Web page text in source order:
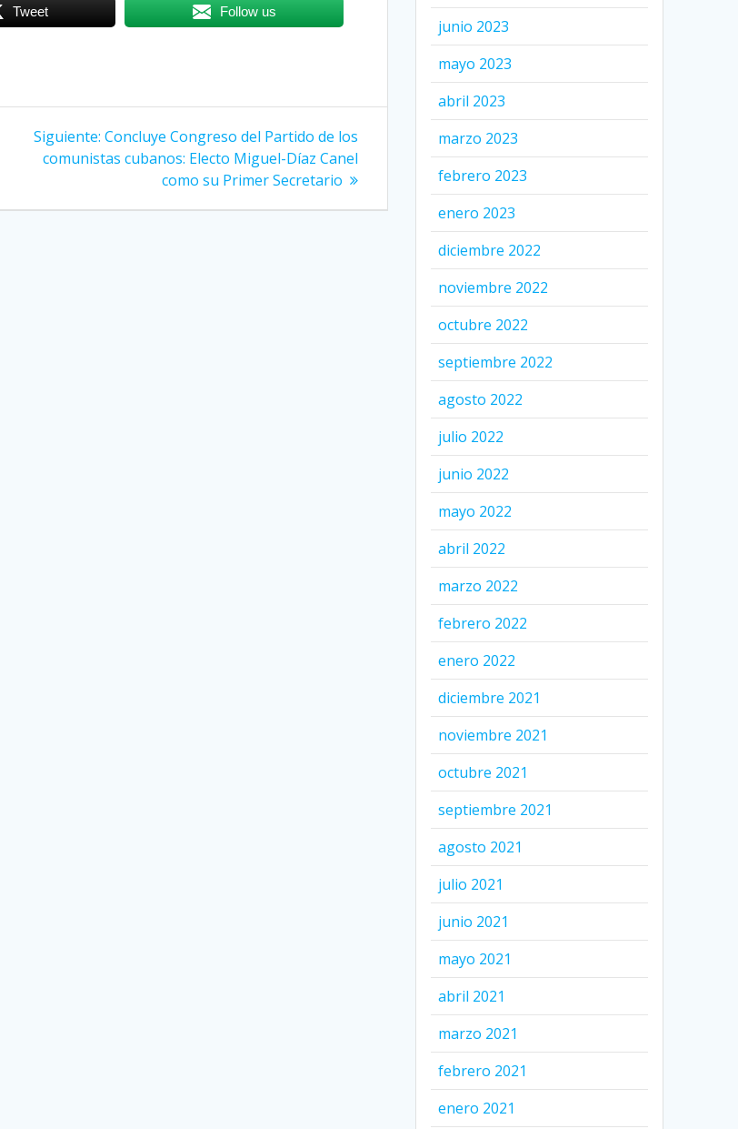
Tweet Follow us
Siguiente: Siguiente
entrada:
Concluye Congreso del Partido de los
comunistas cubanos: Electo Miguel-Díaz Canel
como su Primer Secretario
junio 2023
mayo 2023
abril 2023
marzo 2023
febrero 2023
enero 2023
diciembre 2022
noviembre 2022
octubre 2022
septiembre 2022
agosto 2022
julio 2022
junio 2022
mayo 2022
abril 2022
marzo 2022
febrero 2022
enero 2022
diciembre 2021
noviembre 2021
octubre 2021
septiembre 2021
agosto 2021
julio 2021
junio 2021
mayo 2021
abril 2021
marzo 2021
febrero 2021
enero 2021